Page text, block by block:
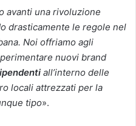
avanti una rivoluzione
drasticamente le regole nel
Noi offriamo agli
nuovi brand
all’interno delle
locali attrezzati per la
tipo».